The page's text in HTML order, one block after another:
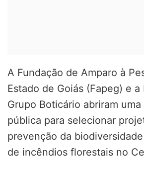
A Fundação de Amparo à
Estado de Goiás (Fapeg) e a
Grupo Boticário abriram uma
pública para selecionar
prevenção da
de incêndios florestais no